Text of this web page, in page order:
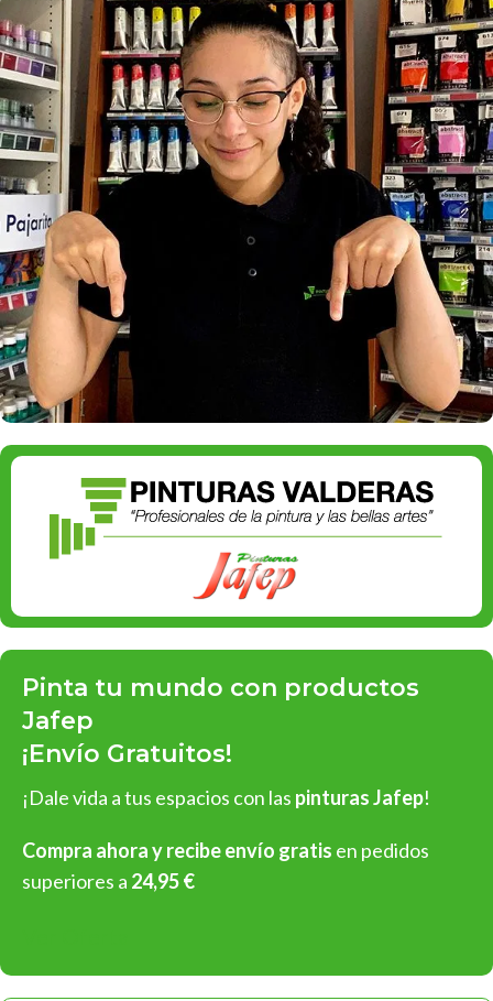
Pinta tu mundo con productos
Jafep
¡Envío Gratuitos!
¡Dale vida a tus espacios con las pinturas Jafep!
Compra ahora y recibe envío gratis en pedidos
superiores a 24,95 €